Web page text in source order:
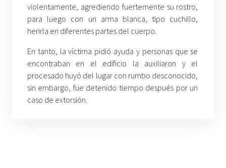
violentamente, agrediendo fuertemente su rostro,
para luego con un arma blanca, tipo cuchillo,
herirla en diferentes partes del cuerpo.
En tanto, la víctima pidió ayuda y personas que se
encontraban en el edificio la auxiliaron y el
procesado huyó del lugar con rumbo desconocido,
sin embargo, fue detenido tiempo después por un
caso de extorsión.